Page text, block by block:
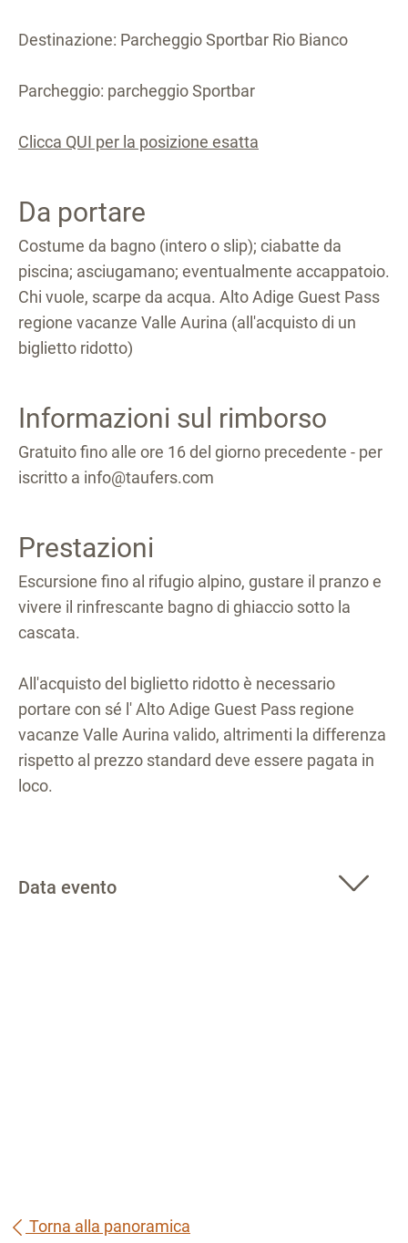
Destinazione: Parcheggio Sportbar Rio Bianco
Parcheggio: parcheggio Sportbar
Clicca QUI per la posizione esatta
Da portare
Costume da bagno (intero o slip); ciabatte da
piscina; asciugamano; eventualmente accappatoio.
Chi vuole, scarpe da acqua. Alto Adige Guest Pass
regione vacanze Valle Aurina (all'acquisto di un
biglietto ridotto)
Informazioni sul rimborso
Gratuito fino alle ore 16 del giorno precedente - per
iscritto a info@taufers.com
Prestazioni
Escursione fino al rifugio alpino, gustare il pranzo e
vivere il rinfrescante bagno di ghiaccio sotto la
cascata.
All'acquisto del biglietto ridotto è necessario
portare con sé l' Alto Adige Guest Pass regione
vacanze Valle Aurina valido, altrimenti la differenza
rispetto al prezzo standard deve essere pagata in
loco.
Data evento
Torna alla panoramica